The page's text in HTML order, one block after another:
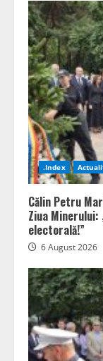
.Index
Călin Petru
Ziua Minerului:
electorală!”
6 August 2026